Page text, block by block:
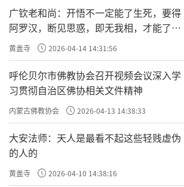
广钦老和尚：开悟不一定能了生死，要得
阿罗汉，断见思惑，即无我相，才能了生
死
黄盖寺 2026-04-14 14:31:56
呼伦贝尔市佛教协会召开视频会议深入学
习贯彻自治区佛协相关文件精神
内蒙古佛教协会 2026-04-13 14:38:33
大安法师：天人是最看不起这些轻贱虚伪
的人的
黄盖寺 2026-04-10 14:38:16